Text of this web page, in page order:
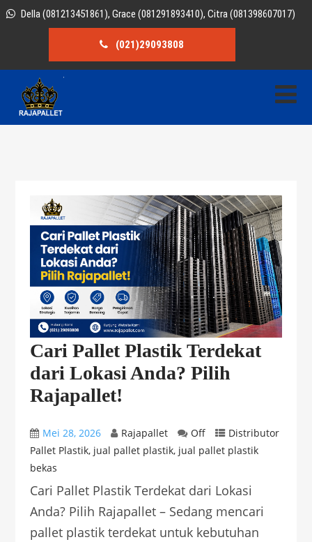
Della (081213451861), Grace (081291893410), Citra (081398607017)
(021)29093808
Cari Pallet Plastik Terdekat
dari Lokasi Anda? Pilih
Rajapallet!
Mei 28, 2026 Rajapallet Off
Distributor
Pallet Plastik, jual pallet plastik, jual pallet plastik
bekas
Cari Pallet Plastik Terdekat dari Lokasi
Anda? Pilih Rajapallet – Sedang mencari
pallet plastik terdekat untuk kebutuhan